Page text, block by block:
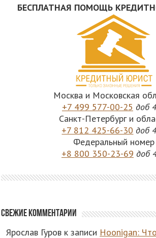
БЕСПЛАТНАЯ ПОМОЩЬ
Москва и Московская
+7 499 577-00-25 доб
Санкт-Петербург и
+7 812 425-66-30 доб
Федеральный номер
+8 800 350-23-69 доб
Свежие комментарии
Ярослав Гуров к записи Hoonigan: